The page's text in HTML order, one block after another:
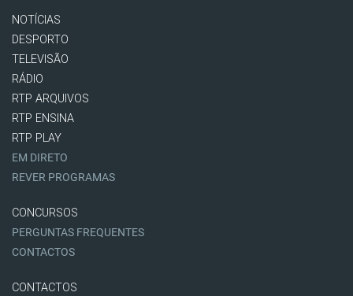
NOTÍCIAS
DESPORTO
TELEVISÃO
RÁDIO
RTP ARQUIVOS
RTP ENSINA
RTP PLAY
EM DIRETO
REVER PROGRAMAS
CONCURSOS
PERGUNTAS FREQUENTES
CONTACTOS
CONTACTOS